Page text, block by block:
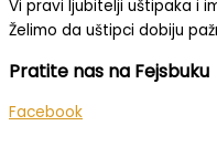
Vi pravi ljubitelji uštipaka i
Želimo da uštipci dobiju
Pratite nas na Fejsbuku
Facebook